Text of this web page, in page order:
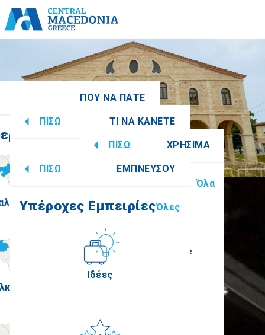
ΠΟΥ ΝΑ ΠΑΤΕ
Ενότητες
Ημαθία
ΠΙΣΩ ΤΙ ΝΑ ΚΑΝΕΤΕ
Πολιτισμός
ΠΙΣΩ ΧΡΗΣΙΜΑ
Όλα
How to get there
ΠΙΣΩ ΕΜΠΝΕΥΣΟΥ
Υπέροχες ΕμπειρίεςΌλες
Ιδέες